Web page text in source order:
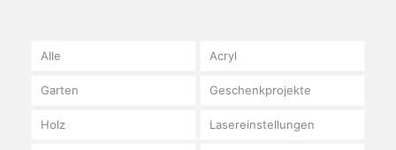
Alle Acryl
Garten Geschenkprojekte
Holz Lasereinstellungen